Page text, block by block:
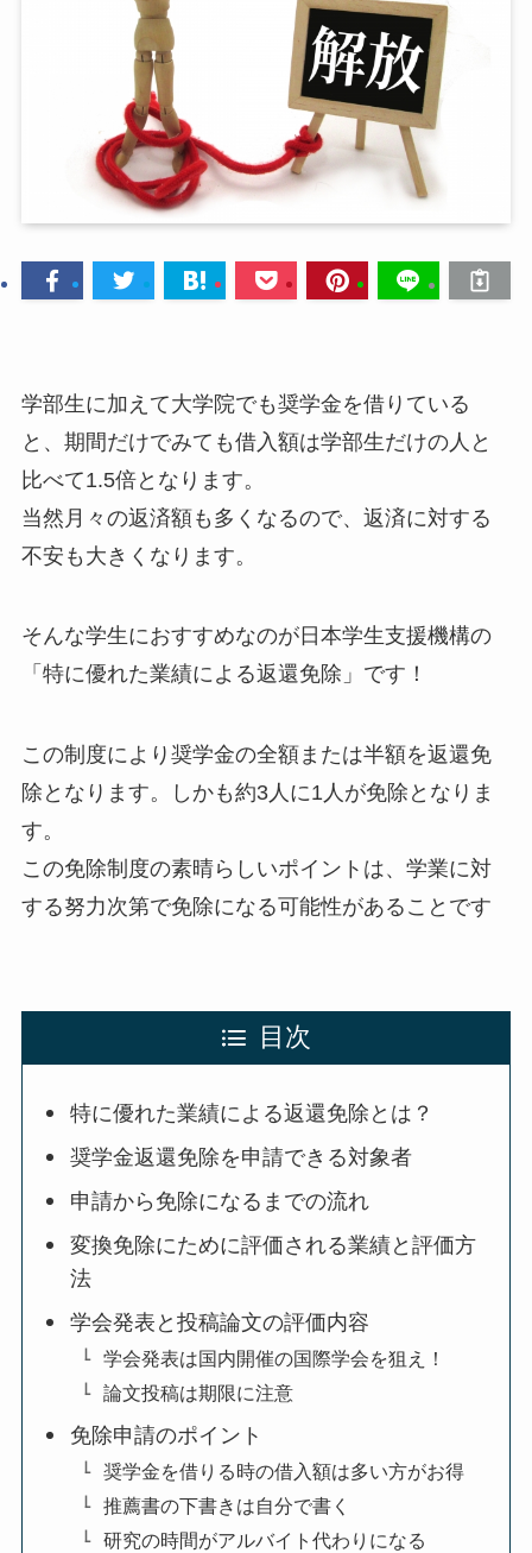
学部生に加えて大学院でも奨学金を借りている
と、期間だけでみても借入額は学部生だけの人と
比べて1.5倍となります。
当然月々の返済額も多くなるので、返済に対する
不安も大きくなります。
そんな学生におすすめなのが日本学生支援機構の
「特に優れた業績による返還免除」です！
この制度により奨学金の全額または半額を返還免
除となります。しかも約3人に1人が免除となりま
す。
この免除制度の素晴らしいポイントは、学業に対
する努力次第で免除になる可能性があることです
目次
特に優れた業績による返還免除とは？
奨学金返還免除を申請できる対象者
申請から免除になるまでの流れ
変換免除にために評価される業績と評価方
法
学会発表と投稿論文の評価内容
学会発表は国内開催の国際学会を狙え！
論文投稿は期限に注意
免除申請のポイント
奨学金を借りる時の借入額は多い方がお得
推薦書の下書きは自分で書く
研究の時間がアルバイト代わりになる